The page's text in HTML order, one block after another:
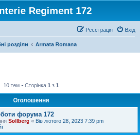
Regiment 172
Вхід
Реєстрація
розділи Armata Romana
10 тем • Сторінка 1 з 1
Оголошення
форума 172
Sollberg « Вів лютого 28, 2023 7:39 pm